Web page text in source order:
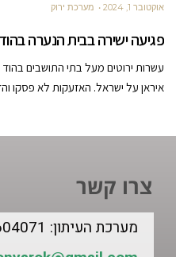
אוקטובר 1, 2024 מערכת ירוק
פגיעה ישירה בבית הנערה
עשרות ירוטים מעל בתי התושבים
איראן על ישראל. האזעקות לא פסקו
צרו קשר
מערכת העיתון: 09-7604071